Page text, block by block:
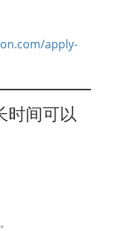
apply-
时间可以